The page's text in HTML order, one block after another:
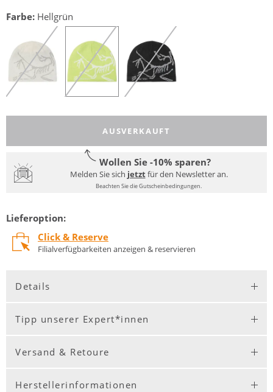
Farbe: Hellgrün
AUSVERKAUFT
Wollen Sie -10% sparen?
Melden Sie sich jetztfür den Newsletter an.
Beachten Sie die Gutscheinbedingungen.
Lieferoption:
Click & Reserve
Filialverfügbarkeiten anzeigen & reservieren
Details
Tipp unserer Expert*innen
Versand & Retoure
Herstellerinformationen